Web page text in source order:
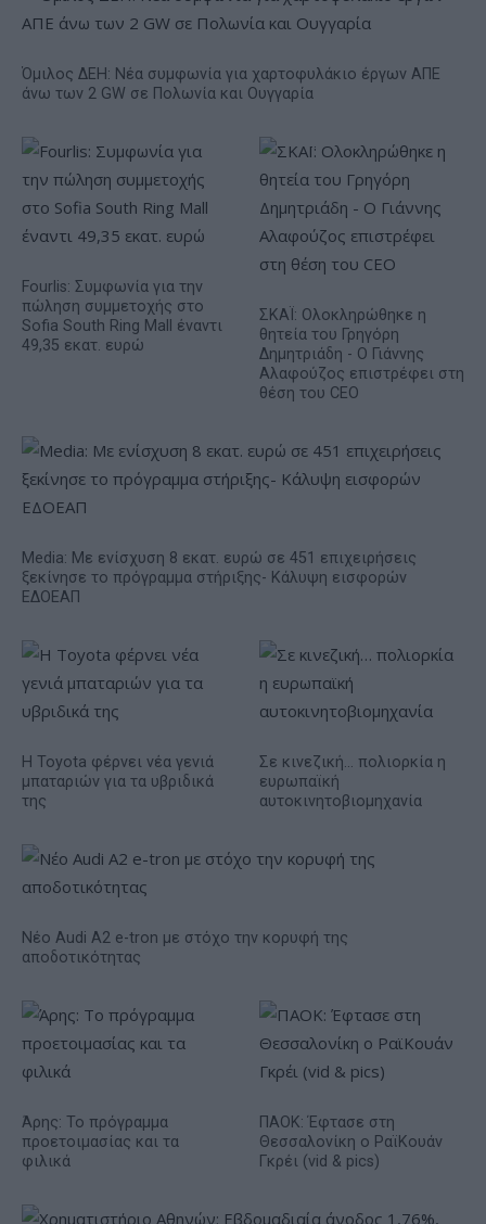
Όμιλος ΔΕΗ: Νέα συμφωνία για χαρτοφυλάκιο έργων ΑΠΕ
άνω των 2 GW σε Πολωνία και Ουγγαρία
Fourlis: Συμφωνία για την
πώληση συμμετοχής στο
Sofia South Ring Mall έναντι
49,35 εκατ. ευρώ
ΣΚΑΪ: Ολοκληρώθηκε η
θητεία του Γρηγόρη
Δημητριάδη - Ο Γιάννης
Αλαφούζος επιστρέφει στη
θέση του CEO
Media: Με ενίσχυση 8 εκατ. ευρώ σε 451 επιχειρήσεις
ξεκίνησε το πρόγραμμα στήριξης- Κάλυψη εισφορών
ΕΔΟΕΑΠ
Η Toyota φέρνει νέα γενιά
μπαταριών για τα υβριδικά
της
Σε κινεζική… πολιορκία η
ευρωπαϊκή
αυτοκινητοβιομηχανία
Νέο Audi A2 e-tron με στόχο την κορυφή της
αποδοτικότητας
Άρης: Το πρόγραμμα
προετοιμασίας και τα
φιλικά
ΠΑΟΚ: Έφτασε στη
Θεσσαλονίκη ο ΡαϊΚουάν
Γκρέι (vid & pics)